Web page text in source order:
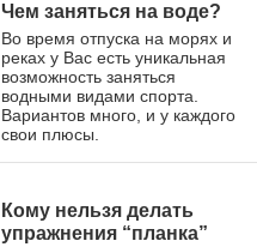
Чем заняться на воде?
Во время отпуска на морях и
реках у Вас есть уникальная
возможность заняться
водными видами спорта.
Вариантов много, и у каждого
свои плюсы.
Кому нельзя делать
упражнения “планка”